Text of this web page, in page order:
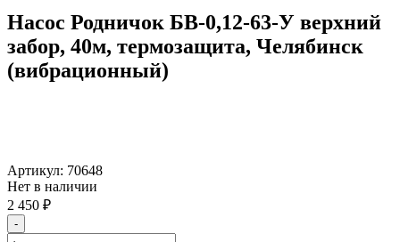
Насос Родничок БВ-0,12-63-У верхний
забор, 40м, термозащита, Челябинск
(вибрационный)
Артикул: 70648
Нет в наличии
2 450 ₽
-